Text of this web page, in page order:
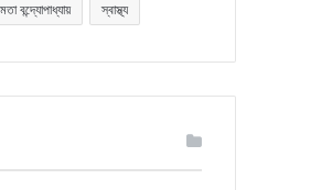
বন্দ্যোপাধ্যায় স্বাস্থ্য